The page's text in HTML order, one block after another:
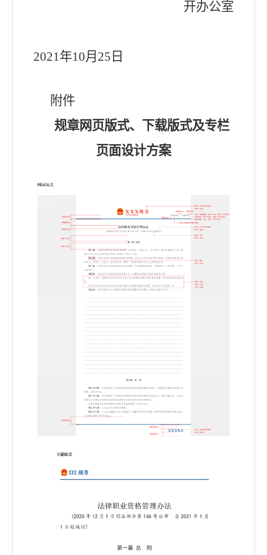
开办公室
2021年10月25日
附件
规章网页版式、下载版式及专栏
页面设计方案